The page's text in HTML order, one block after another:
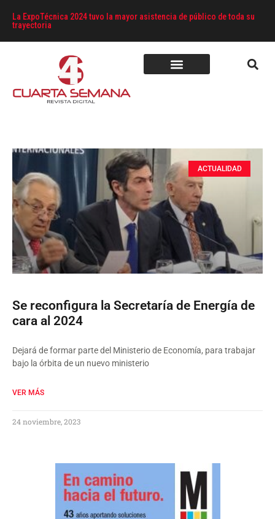
La ExpoTécnica 2024 tuvo la mayor asistencia de público de toda su
trayectoria
ACTUALIDAD
Se reconfigura la Secretaría de Energía de
cara al 2024
Dejará de formar parte del Ministerio de Economía, para trabajar
bajo la órbita de un nuevo ministerio
VER MÁS
24 noviembre, 2023